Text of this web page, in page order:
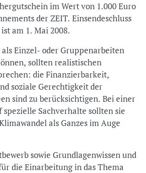
im Wert von 1.000 Euro
der ZEIT. Einsendeschluss
am 1. Mai 2008.
Einzel- oder Gruppenarbeiten
sollten realistischen
die Finanzierbarkeit,
soziale Gerechtigkeit der
sind zu berücksichtigen. Bei einer
spezielle Sachverhalte sollten sie
als Ganzes im Auge
sowie Grundlagenwissen und
die Einarbeitung in das Thema